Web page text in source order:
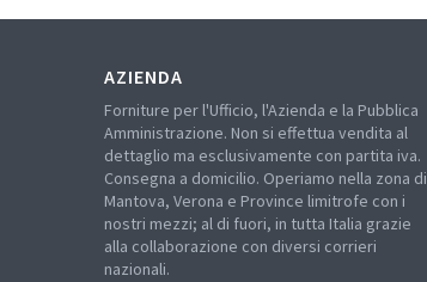
AZIENDA
Forniture per l'Ufficio, l'Azienda e la Pubblica
Amministrazione. Non si effettua vendita al
dettaglio ma esclusivamente con partita iva.
Consegna a domicilio. Operiamo nella zona di
Mantova, Verona e Province limitrofe con i
nostri mezzi; al di fuori, in tutta Italia grazie
alla collaborazione con diversi corrieri
nazionali.